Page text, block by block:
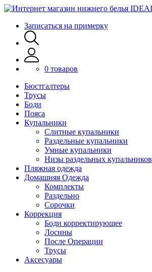
Записаться на примерку
0 товаров
Бюстгалтеры
Трусы
Боди
Пояса
Купальники
Слитные купальники
Раздельные купальники
Умные купальники
Низы раздельных купальников
Пляжная одежда
Домашняя Одежда
Комплекты
Раздельно
Сорочки
Коррекция
Боди корректирующее
Лосины
После Операции
Трусы
Аксесуары